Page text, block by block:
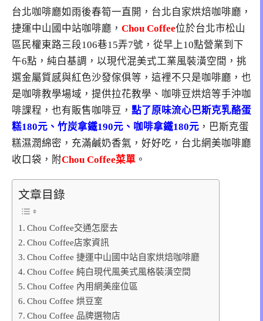
台北咖啡廳如雨後春筍一直開，台北自家烘焙咖啡廳，
捷運中山國中站咖啡廳， Chou Coffee位於台北市松山
區民權東路三段106巷15弄7號，從早上10點營業到下
午6點，純白基調，以現代混美式工業風裝潢空間，挑
選金屬質感與紅色沙發傢俱等，這裡不只是咖啡廳，也
是咖啡教學場域，提供拉花教學、咖啡豆烘焙等手沖咖
啡課程，也有販售咖啡豆， 點了原味流心巴斯克乳酪蛋
糕180元、竹炭拿鐵190元、咖啡拿鐵180元 ，巴斯克蛋
糕濕潤綿密，充滿鹹奶香氣，好好吃，台北網美咖啡廳
收口袋，附Chou Coffee菜單 。
文章目錄
Chou Coffee交通怎麼去
Chou Coffee店家資訊
Chou Coffee 捷運中山國中站自家烘焙咖啡廳
Chou Coffee 純白現代風美式風格裝潢空間
Chou Coffee 內用網美座位區
Chou Coffee 烘豆室
Chou Coffee 品牌選物店